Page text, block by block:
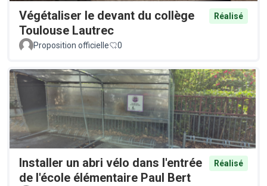
Végétaliser le devant du collège
Toulouse Lautrec
Réalisé
Proposition officielle 0
Installer un abri vélo dans l'entrée
de l'école élémentaire Paul Bert
Réalisé